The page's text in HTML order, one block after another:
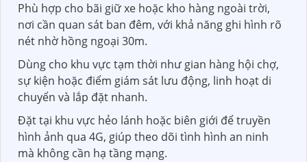
Phù hợp cho bãi giữ xe hoặc kho hàng ngoài trời,
nơi cần quan sát ban đêm, với khả năng ghi hình rõ
nét nhờ hồng ngoại 30m.
Dùng cho khu vực tạm thời như gian hàng hội chợ,
sự kiện hoặc điểm giám sát lưu động, linh hoạt di
chuyển và lắp đặt nhanh.
Đặt tại khu vực hẻo lánh hoặc biên giới để truyền
hình ảnh qua 4G, giúp theo dõi tình hình an ninh
mà không cần hạ tầng mạng.